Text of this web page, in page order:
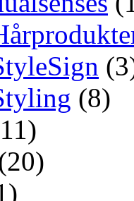
(8)